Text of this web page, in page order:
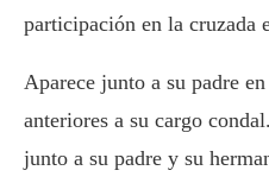
participación en la cruzada
Aparece junto a su padre
anteriores a su cargo
junto a su padre y su